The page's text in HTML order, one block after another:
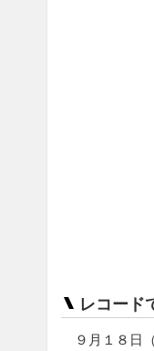
レコード
９月１８日